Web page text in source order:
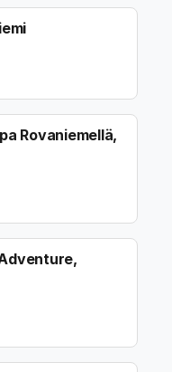
Rovaniemellä,